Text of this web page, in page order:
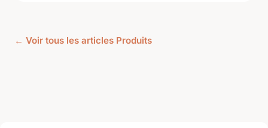
← Voir tous les articles Produits